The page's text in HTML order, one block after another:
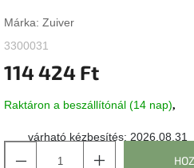
Home
gyűjtemény
Richmond
line
Márka: Zuiver
3300031
114 424 Ft
Raktáron a beszállítónál (14 nap)
várható kézbesítés: 2026.08.31